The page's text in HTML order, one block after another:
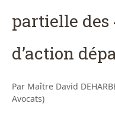
partielle des
d’action
Par Maître David
Avocats)